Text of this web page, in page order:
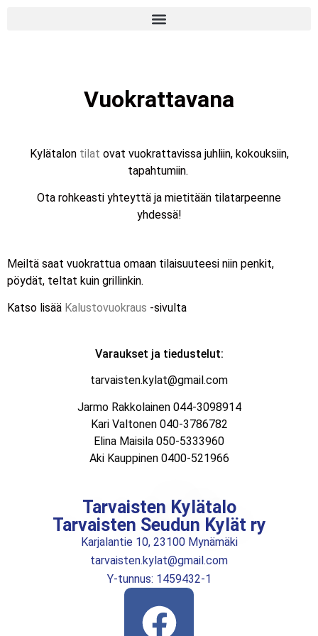
Vuokrattavana
Kylätalon tilat ovat vuokrattavissa juhliin, kokouksiin,
tapahtumiin.
Ota rohkeasti yhteyttä ja mietitään tilatarpeenne
yhdessä!
Meiltä saat vuokrattua omaan tilaisuuteesi niin penkit,
pöydät, teltat kuin grillinkin.
Katso lisää Kalustovuokraus -sivulta
Varaukset ja tiedustelut:
tarvaisten.kylat@gmail.com
Jarmo Rakkolainen 044-3098914
Kari Valtonen 040-3786782
Elina Maisila 050-5333960
Aki Kauppinen 0400-521966
Karjalantie 10, 23100 Mynämäki
tarvaisten.kylat@gmail.com
Y-tunnus: 1459432-1
Tarvaisten Kylätalo
Tarvaisten Seudun Kylät ry